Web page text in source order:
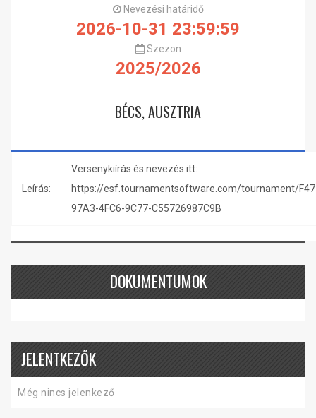
Nevezési határidő
2026-10-31 23:59:59
Szezon
2025/2026
BÉCS, AUSZTRIA
Leírás:
Versenykiírás és nevezés itt:
https://esf.tournamentsoftware.com/tournament/
97A3-4FC6-9C77-C55726987C9B
DOKUMENTUMOK
JELENTKEZŐK
Még nincs jelenkező